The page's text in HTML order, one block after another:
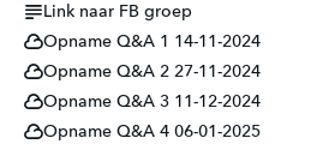
Link naar FB groep
Opname Q&A 1 14-11-2024
Opname Q&A 2 27-11-2024
Opname Q&A 3 11-12-2024
Opname Q&A 4 06-01-2025